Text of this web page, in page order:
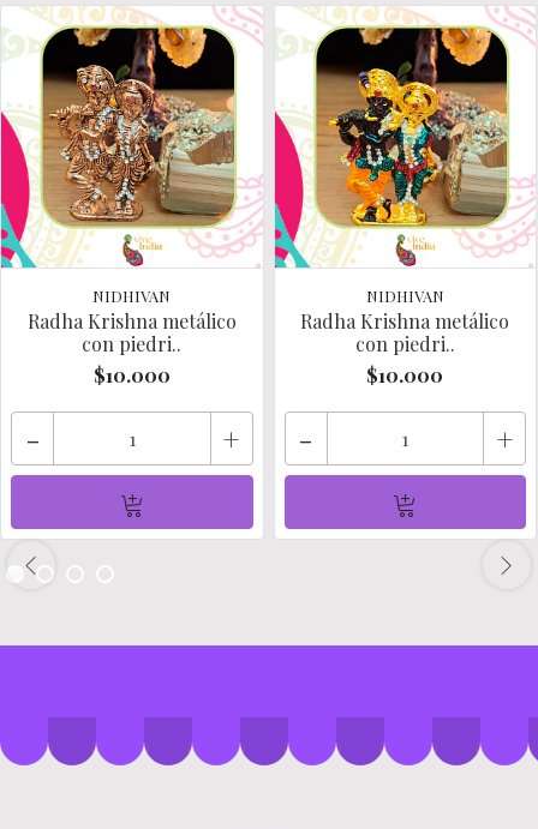
NIDHIVAN
Radha Krishna metálico
con piedri..
$10.000
- +
NIDHIVAN
Radha Krishna metálico
con piedri..
$10.000
- +